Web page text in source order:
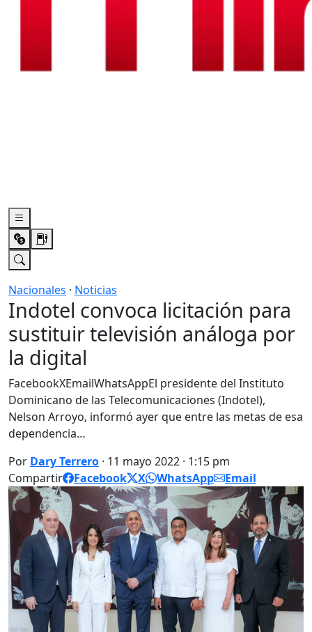
Nacionales · Noticias
Indotel convoca licitación para
sustituir televisión análoga por
la digital
FacebookXEmailWhatsAppEl presidente del Instituto
Dominicano de las Teleco­municaciones (Indotel),
Nelson Arroyo, informó ayer que entre las metas de esa
dependencia…
Por Dary Terrero · 11 mayo 2022 · 1:15 pm
Compartir
Facebook X WhatsApp Email